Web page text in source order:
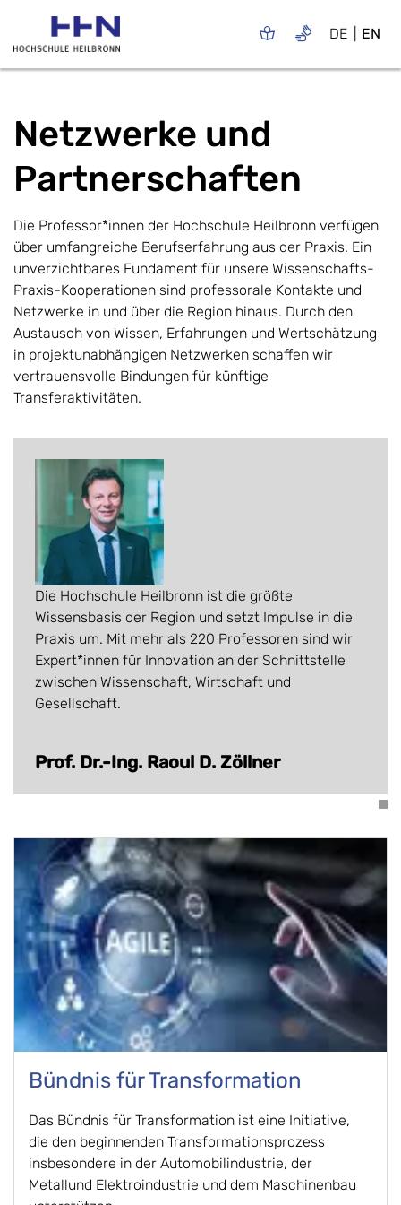
DE EN
Netzwerke und
Partnerschaften
Die Professor*innen der Hochschule Heilbronn verfügen
über umfangreiche Berufserfahrung aus der Praxis. Ein
unverzichtbares Fundament für unsere Wissenschafts-
Praxis-Kooperationen sind professorale Kontakte und
Netzwerke in und über die Region hinaus. Durch den
Austausch von Wissen, Erfahrungen und Wertschätzung
in projektunabhängigen Netzwerken schaffen wir
vertrauensvolle Bindungen für künftige
Transferaktivitäten.
Die Hochschule Heilbronn ist die größte
Wissensbasis der Region und setzt Impulse in die
Praxis um. Mit mehr als 220 Professoren sind wir
Expert*innen für Innovation an der Schnittstelle
zwischen Wissenschaft, Wirtschaft und
Gesellschaft.
Prof. Dr.-Ing. Raoul D. Zöllner
Bündnis für Transformation
Das Bündnis für Transformation ist eine Initiative,
die den beginnenden Transformationsprozess
insbesondere in der Automobilindustrie, der
Metallund Elektroindustrie und dem Maschinenbau